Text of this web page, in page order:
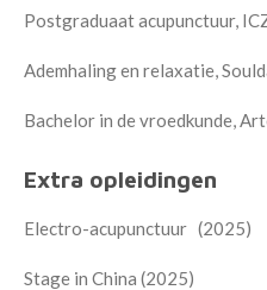
Postgraduaat acupunctuur,
Ademhaling en relaxatie,
Bachelor in de vroedkunde,
Extra opleidingen
Electro-acupunctuur (2025)
Stage in China (2025)